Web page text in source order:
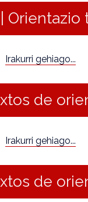
Orientazio
Irakurri gehiago...
de
Irakurri gehiago...
de